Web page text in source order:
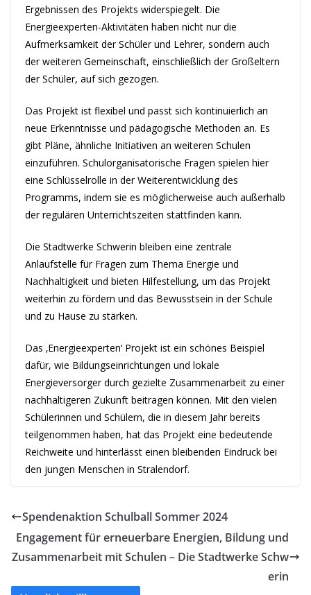
Ergebnissen des Projekts widerspiegelt. Die
Energieexperten-Aktivitäten haben nicht nur die
Aufmerksamkeit der Schüler und Lehrer, sondern auch
der weiteren Gemeinschaft, einschließlich der Großeltern
der Schüler, auf sich gezogen.
Das Projekt ist flexibel und passt sich kontinuierlich an
neue Erkenntnisse und pädagogische Methoden an. Es
gibt Pläne, ähnliche Initiativen an weiteren Schulen
einzuführen. Schulorganisatorische Fragen spielen hier
eine Schlüsselrolle in der Weiterentwicklung des
Programms, indem sie es möglicherweise auch außerhalb
der regulären Unterrichtszeiten stattfinden kann.
Die Stadtwerke Schwerin bleiben eine zentrale
Anlaufstelle für Fragen zum Thema Energie und
Nachhaltigkeit und bieten Hilfestellung, um das Projekt
weiterhin zu fördern und das Bewusstsein in der Schule
und zu Hause zu stärken.
Das ‚Energieexperten‘ Projekt ist ein schönes Beispiel
dafür, wie Bildungseinrichtungen und lokale
Energieversorger durch gezielte Zusammenarbeit zu einer
nachhaltigeren Zukunft beitragen können. Mit den vielen
Schülerinnen und Schülern, die in diesem Jahr bereits
teilgenommen haben, hat das Projekt eine bedeutende
Reichweite und hinterlässt einen bleibenden Eindruck bei
den jungen Menschen in Stralendorf.
Spendenaktion Schulball Sommer 2024
Engagement für erneuerbare Energien, Bildung und
Zusammenarbeit mit Schulen – Die Stadtwerke Schw
erin